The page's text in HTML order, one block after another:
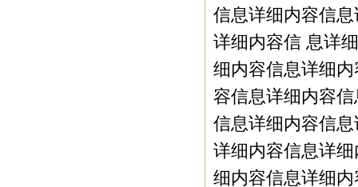
信息详细内容信
详细内容信 息详
细内容信息详细
容信息详细内容
信息详细内容信
详细内容信息详
细内容信息详细